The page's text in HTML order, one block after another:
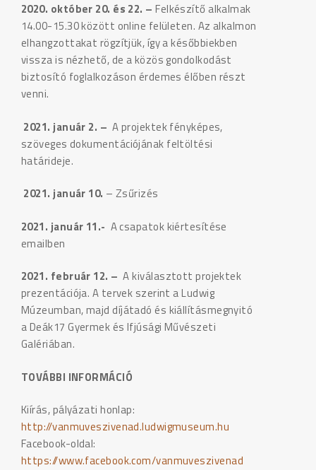
2020. október 20. és 22. –Felkészítő alkalmak
14.00-15.30 között online felületen. Az alkalmon
elhangzottakat rögzítjük, így a későbbiekben
vissza is nézhető, de a közös gondolkodást
biztosító foglalkozáson érdemes élőben részt
venni.
2021. január 2. – A projektek fényképes,
szöveges dokumentációjának feltöltési
határideje.
2021. január 10. – Zsűrizés
2021. január 11.- A csapatok kiértesítése
emailben
2021. február 12. –A kiválasztott projektek
prezentációja. A tervek szerint a Ludwig
Múzeumban, majd díjátadó és kiállításmegnyitó
a Deák17 Gyermek és Ifjúsági Művészeti
Galériában.
TOVÁBBI INFORMÁCIÓ
Kiírás, pályázati honlap:
http://vanmuveszivenad.ludwigmuseum.hu
Facebook-oldal:
https://www.facebook.com/vanmuveszivenad